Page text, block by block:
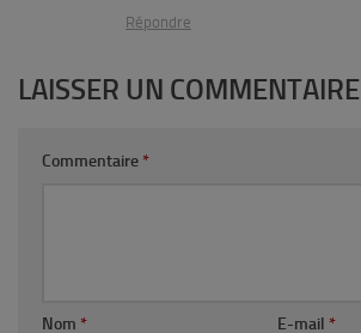
Répondre
LAISSER UN COMMENTAIRE
Commentaire *
Nom * E-mail *